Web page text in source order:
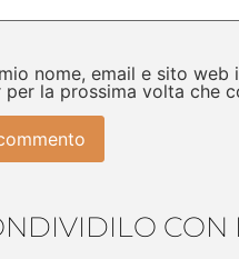
nome, email e sito web
per la prossima volta che
CON